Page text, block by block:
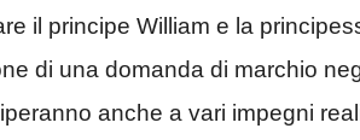
il principe William e la
di una domanda di marchio
anche a vari impegni